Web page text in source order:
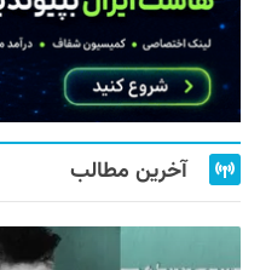
آخرین مطالب